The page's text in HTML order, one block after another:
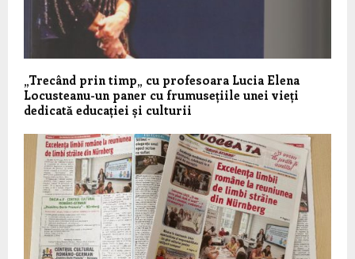
„Trecând prin timp„ cu profesoara Lucia Elena
Locusteanu-un paner cu frumusețiile unei vieți
dedicată educației și culturii